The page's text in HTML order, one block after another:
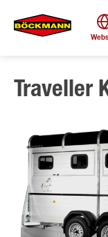
Suche
Traveller